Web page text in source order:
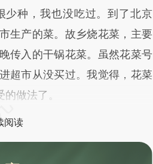
少种，我也没吃过。到了北京
生产的菜。故乡烧花菜，主要
传入的干锅花菜。虽然花菜号
超市从没买过。我觉得，花菜
做法了。
阅读